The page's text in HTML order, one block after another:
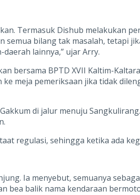
Termasuk Dishub melakukan
bilang tak masalah, tetapi
lainnya,” ujar Arry.
bersama BPTD XVII Kaltim-
ke meja pemeriksaan jika tidak
di jalur menuju
regulasi, sehingga ketika ada
Ia menyebut, semuanya
bea balik nama kendaraan